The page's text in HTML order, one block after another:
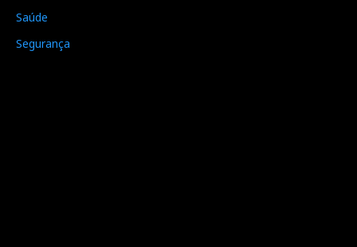
Saúde
Segurança